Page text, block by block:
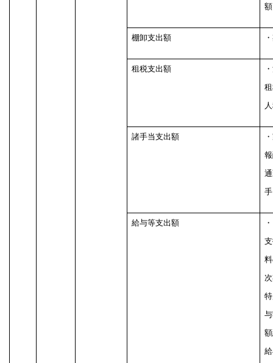
棚卸支出額
租税支出額
諸手当支出額
給与等支出額